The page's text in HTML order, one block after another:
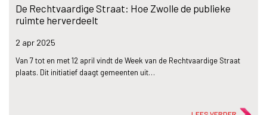
De Rechtvaardige Straat: Hoe Zwolle de publieke
ruimte herverdeelt
2 apr 2025
Van 7 tot en met 12 april vindt de Week van de Rechtvaardige Straat
plaats. Dit initiatief daagt gemeenten uit…